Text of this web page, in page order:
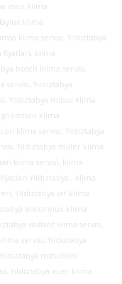
esco klima
klima
klima servisi, Yıldıztabya
fiyatları, klima
bosch klima servisi,
servisi, Yıldıztabya
Yıldıztabya mitsui klima
goodman klima
klima servisi, Yıldıztabya
Yıldıztabya miller klima
klima servisi, klima
Yıldıztabya , klima
Yıldıztabya vrf klima
elektrolux klima
vaillant klima servisi,
servisi, Yıldıztabya
mitsubishi
Yıldıztabya auer klima